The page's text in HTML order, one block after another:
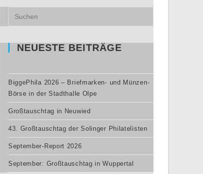
NEUESTE BEITRÄGE
BiggePhila 2026 – Briefmarken- und Münzen-
Börse in der Stadthalle Olpe
Großtauschtag in Neuwied
43. Großtauschtag der Solinger Philatelisten
September-Report 2026
September: Großtauschtag in Wuppertal